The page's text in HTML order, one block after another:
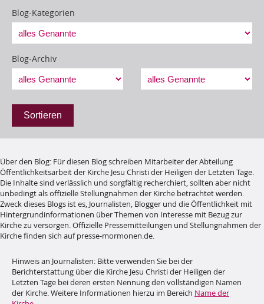
Blog-Kategorien
Blog-Archiv
Sortieren
Über den Blog: Für diesen Blog schreiben Mitarbeiter der Abteilung
Öffentlichkeitsarbeit der Kirche Jesu Christi der Heiligen der Letzten Tage.
Die Inhalte sind verlässlich und sorgfältig recherchiert, sollten aber nicht
unbedingt als offizielle Stellungnahmen der Kirche betrachtet werden.
Zweck dieses Blogs ist es, Journalisten, Blogger und die Öffentlichkeit mit
Hintergrundinformationen über Themen von Interesse mit Bezug zur
Kirche zu versorgen. Offizielle Pressemitteilungen und Stellungnahmen der
Kirche finden sich auf presse-mormonen.de.
Hinweis an Journalisten: Bitte verwenden Sie bei der
Berichterstattung über die Kirche Jesu Christi der Heiligen der
Letzten Tage bei deren ersten Nennung den vollständigen Namen
der Kirche. Weitere Informationen hierzu im Bereich Name der